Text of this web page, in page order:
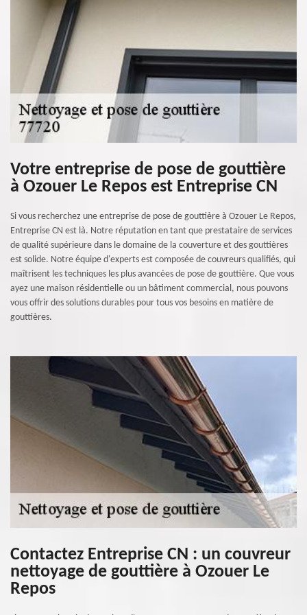
Votre entreprise de pose de gouttière
à Ozouer Le Repos est Entreprise CN
Si vous recherchez une entreprise de pose de gouttière à Ozouer Le Repos,
Entreprise CN est là. Notre réputation en tant que prestataire de services
de qualité supérieure dans le domaine de la couverture et des gouttières
est solide. Notre équipe d'experts est composée de couvreurs qualifiés, qui
maîtrisent les techniques les plus avancées de pose de gouttière. Que vous
ayez une maison résidentielle ou un bâtiment commercial, nous pouvons
vous offrir des solutions durables pour tous vos besoins en matière de
gouttières.
Contactez Entreprise CN : un couvreur
nettoyage de gouttière à Ozouer Le
Repos